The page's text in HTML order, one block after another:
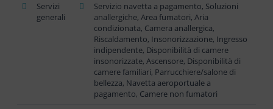
Servizi
generali
Servizio navetta a pagamento, Soluzioni
anallergiche, Area fumatori, Aria
condizionata, Camera anallergica,
Riscaldamento, Insonorizzazione, Ingresso
indipendente, Disponibilità di camere
insonorizzate, Ascensore, Disponibilità di
camere familiari, Parrucchiere/salone di
bellezza, Navetta aeroportuale a
pagamento, Camere non fumatori